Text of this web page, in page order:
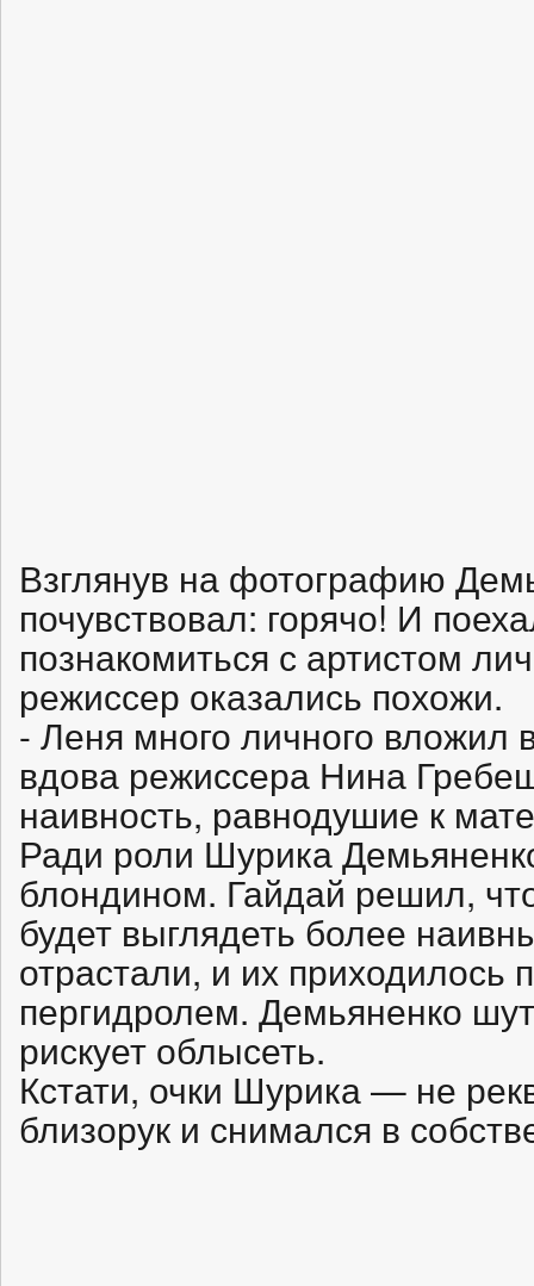
Взглянув на фотографию
почувствовал: горячо! И
познакомиться с артистом
режиссер оказались похожи.
- Леня много личного
вдова режиссера Нина
наивность, равнодушие к
Ради роли Шурика
блондином. Гайдай решил,
будет выглядеть более
отрастали, и их приходилось
пергидролем. Демьяненко
рискует облысеть.
Кстати, очки Шурика — не
близорук и снимался в